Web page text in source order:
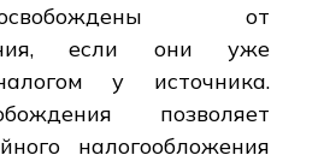
от
если они уже
у источника.
позволяет
налогообложения